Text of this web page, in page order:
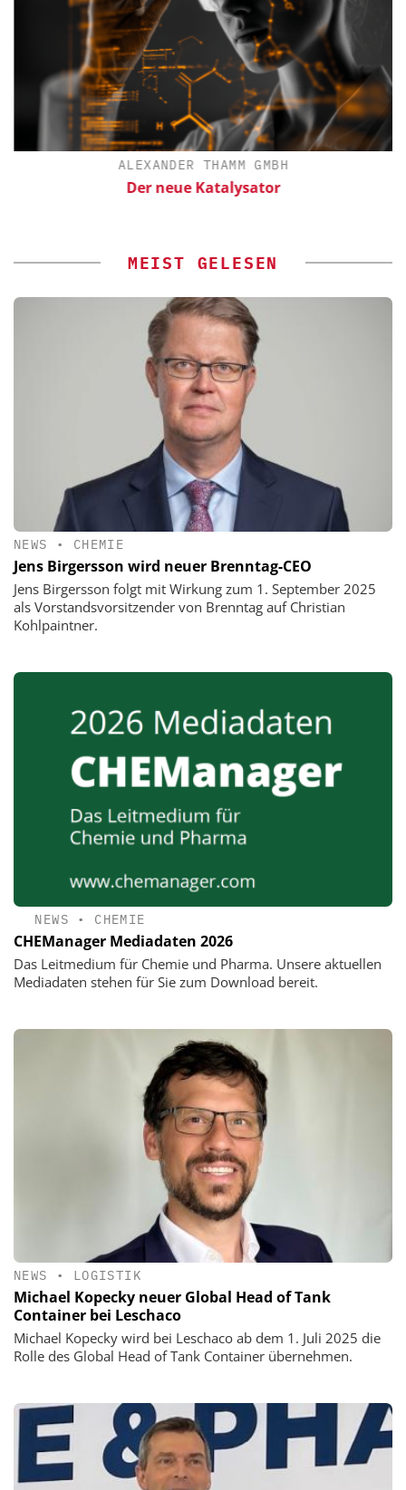
ALEXANDER THAMM GMBH
Der neue Katalysator
MEIST GELESEN
NEWS • CHEMIE
Jens Birgersson wird neuer Brenntag-CEO
Jens Birgersson folgt mit Wirkung zum 1. September 2025
als Vorstandsvorsitzender von Brenntag auf Christian
Kohlpaintner.
NEWS • CHEMIE
CHEManager Mediadaten 2026
Das Leitmedium für Chemie und Pharma. Unsere aktuellen
Mediadaten stehen für Sie zum Download bereit.
NEWS • LOGISTIK
Michael Kopecky neuer Global Head of Tank
Container bei Leschaco
Michael Kopecky wird bei Leschaco ab dem 1. Juli 2025 die
Rolle des Global Head of Tank Container übernehmen.